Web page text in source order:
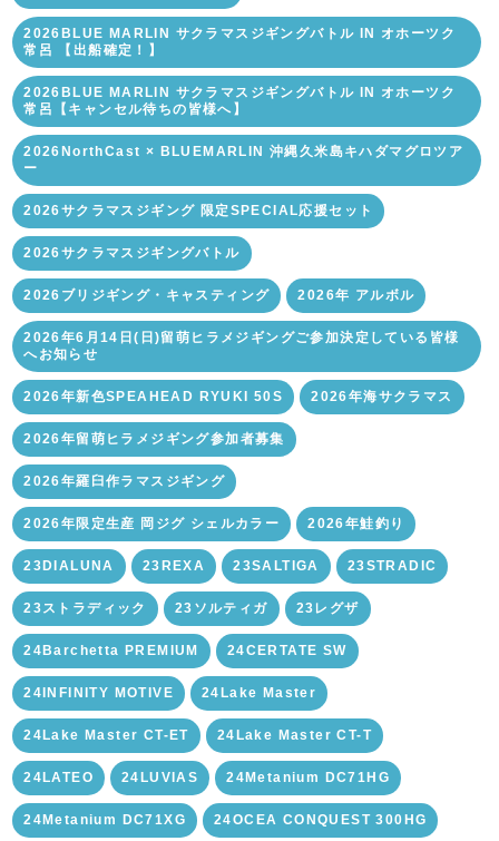
2026BLUE MARLIN サクラマスジギングバトル IN オホーツク
常呂 【出船確定！】
2026BLUE MARLIN サクラマスジギングバトル IN オホーツク
常呂【キャンセル待ちの皆様へ】
2026NorthCast × BLUEMARLIN 沖縄久米島キハダマグロツア
ー
2026サクラマスジギング 限定SPECIAL応援セット
2026サクラマスジギングバトル
2026ブリジギング・キャスティング 2026年 アルボル
2026年6月14日(日)留萌ヒラメジギングご参加決定している皆様
へお知らせ
2026年新色SPEAHEAD RYUKI 50S 2026年海サクラマス
2026年留萌ヒラメジギング参加者募集
2026年羅臼作ラマスジギング
2026年限定生産 岡ジグ シェルカラー 2026年鮭釣り
23DIALUNA 23REXA 23SALTIGA 23STRADIC
23ストラディック 23ソルティガ 23レグザ
24Barchetta PREMIUM 24CERTATE SW
24INFINITY MOTIVE 24Lake Master
24Lake Master CT-ET 24Lake Master CT-T
24LATEO 24LUVIAS 24Metanium DC71HG
24Metanium DC71XG 24OCEA CONQUEST 300HG